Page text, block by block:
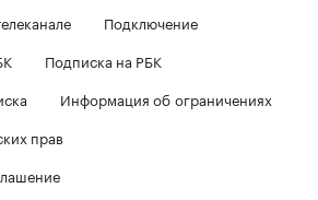
Подключение
Подписка на РБК
Информация об ограничениях
прав